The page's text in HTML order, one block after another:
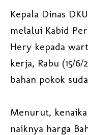
Kepala Dinas
melalui Kabid
Hery kepada
kerja, Rabu (15/
bahan pokok
Menurut,
naiknya harga